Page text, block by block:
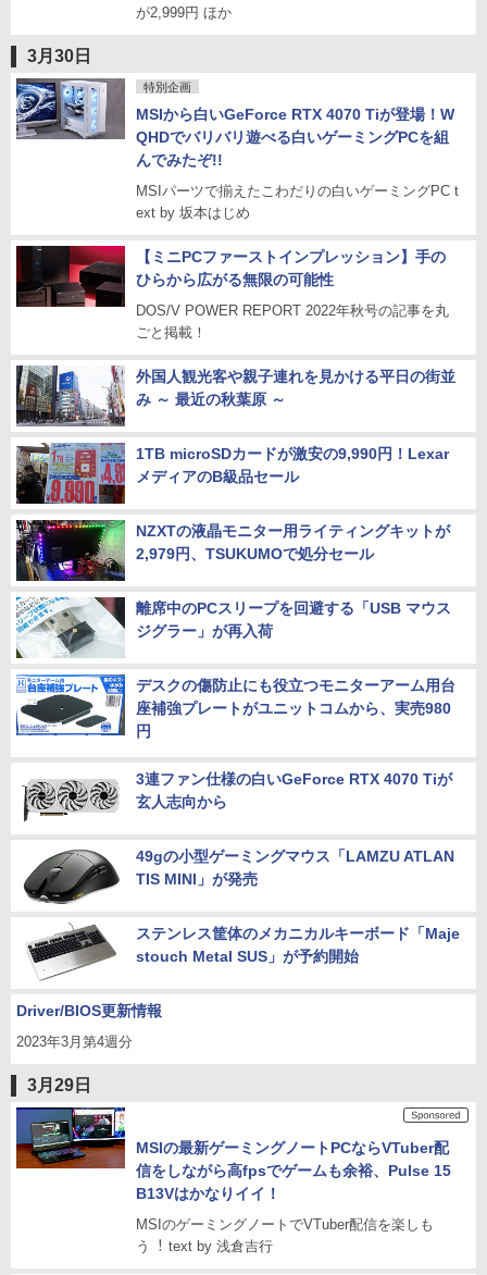
が2,999円 ほか
3月30日
特別企画
MSIから白いGeForce RTX 4070 Tiが登場！W
QHDでバリバリ遊べる白いゲーミングPCを組
んでみたぞ!!
MSIパーツで揃えたこわだりの白いゲーミングPC t
ext by 坂本はじめ
【ミニPCファーストインプレッション】手の
ひらから広がる無限の可能性
DOS/V POWER REPORT 2022年秋号の記事を丸
ごと掲載！
外国人観光客や親子連れを見かける平日の街並
み ～ 最近の秋葉原 ～
1TB microSDカードが激安の9,990円！Lexar
メディアのB級品セール
NZXTの液晶モニター用ライティングキットが
2,979円、TSUKUMOで処分セール
離席中のPCスリープを回避する「USB マウス
ジグラー」が再入荷
デスクの傷防止にも役立つモニターアーム用台
座補強プレートがユニットコムから、実売980
円
3連ファン仕様の白いGeForce RTX 4070 Tiが
玄人志向から
49gの小型ゲーミングマウス「LAMZU ATLAN
TIS MINI」が発売
ステンレス筐体のメカニカルキーボード「Maje
stouch Metal SUS」が予約開始
Driver/BIOS更新情報
2023年3月第4週分
3月29日
MSIの最新ゲーミングノートPCならVTuber配
信をしながら高fpsでゲームも余裕、Pulse 15
B13Vはかなりイイ！
MSIのゲーミングノートでVTuber配信を楽しも
う︕ text by 浅倉吉行